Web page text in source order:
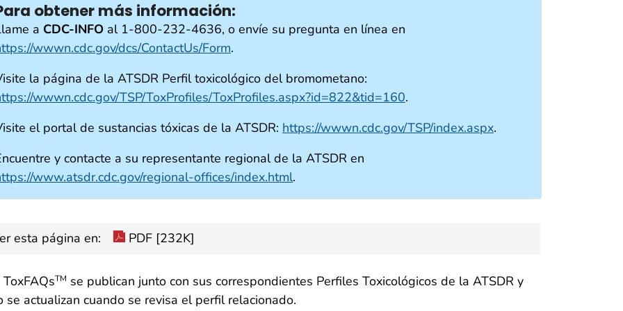
obtener más información:
a CDC-INFO al 1-800-232-4636, o envíe su pregunta en línea en
wwwn.cdc.gov/dcs/ContactUs/Form.
la página de la ATSDR Perfil toxicológico del bromometano:
wwwn.cdc.gov/TSP/ToxProfiles/ToxProfiles.aspx?id=822&tid=160.
el portal de sustancias tóxicas de la ATSDR: https://wwwn.cdc.gov/TSP/index.aspx.
y contacte a su representante regional de la ATSDR en
www.atsdr.cdc.gov/regional-offices/index.html.
esta página en: PDF [232K]
ToxFAQsTM se publican junto con sus correspondientes Perfiles Toxicológicos de la ATSDR y
se actualizan cuando se revisa el perfil relacionado.